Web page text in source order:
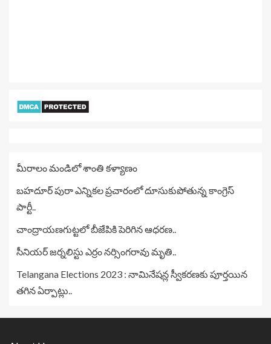
మీరాలం మండిలో శాంతి కళ్యాణం
బహదూర్ పురా ఎన్నికల ప్రచారంలో దూసుకుపోతున్న కాంగ్రెస్
పార్టీ..
చాంద్రాయణగుట్టలో బీజేపికి పెరిగిన ఆధరణ..
సీనియర్ జర్నలిస్టు ఎర్రం నర్సింగరావు మృతి..
Telangana Elections 2023 : నామినేషన్ల స్వీకరణకు పూర్తయిన
తగిన ఏర్పాట్లు..